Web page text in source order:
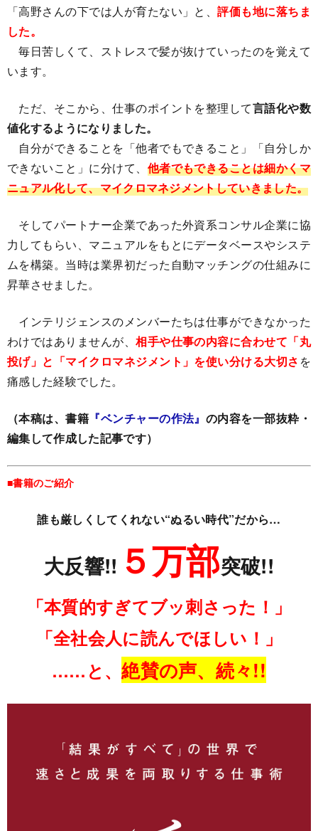
「高野さんの下では人が育たない」と、評価も地に落ちま
した。
毎日苦しくて、ストレスで髪が抜けていったのを覚えて
います。
ただ、そこから、仕事のポイントを整理して言語化や数
値化するようになりました。
自分ができることを「他者でもできること」「自分しか
できないこと」に分けて、 他者でもできることは細かくマ
ニュアル化して、マイクロマネジメントしていきました。
そしてパートナー企業であった外資系コンサル企業に協
力してもらい、マニュアルをもとにデータベースやシステ
ムを構築。当時は業界初だった自動マッチングの仕組みに
昇華させました。
インテリジェンスのメンバーたちは仕事ができなかった
わけではありませんが、相手や仕事の内容に合わせて「丸
投げ」と「マイクロマネジメント」を使い分ける大切さ を
痛感した経験でした。
（本稿は、書籍 『ベンチャーの作法』 の内容を一部抜粋・
編集して作成した記事です）
■書籍のご紹介
誰も厳しくしてくれない“ぬるい時代”だから…
大反響!! ５万部突破!!
「本質的すぎてブッ刺さった！」
「全社会人に読んでほしい！」
……と、絶賛の声、続々!!